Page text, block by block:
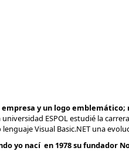
empresa y un logo
universidad ESPOL estudié la
Visual Basic.NET una
yo nací en 1978 su fundador